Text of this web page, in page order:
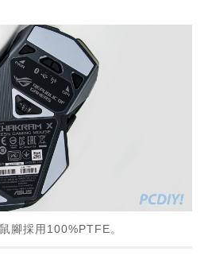
腳採用100%PTFE。